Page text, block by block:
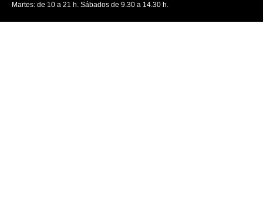
Martes: de 10 a 21 h. Sábados de 9.30 a 14.30 h.